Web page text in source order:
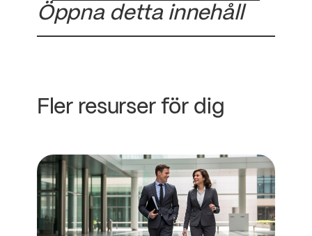
Öppna detta innehåll
Fler resurser för dig